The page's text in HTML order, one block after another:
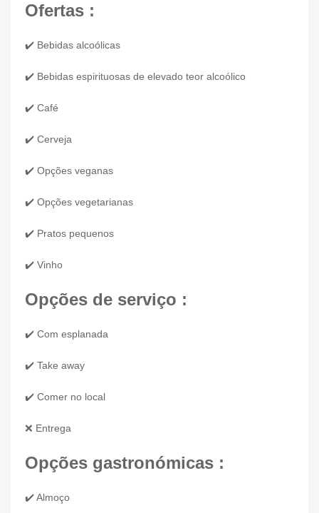
Ofertas :
✔️ Bebidas alcoólicas
✔️ Bebidas espirituosas de elevado teor alcoólico
✔️ Café
✔️ Cerveja
✔️ Opções veganas
✔️ Opções vegetarianas
✔️ Pratos pequenos
✔️ Vinho
Opções de serviço :
✔️ Com esplanada
✔️ Take away
✔️ Comer no local
❌ Entrega
Opções gastronómicas :
✔️ Almoço